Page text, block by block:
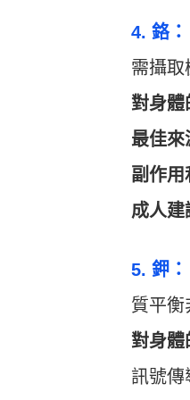
4. 鉻：
需攝取
對身體
最佳來
副作用
成人建
5. 鉀：
質平衡
對身體
訊號傳